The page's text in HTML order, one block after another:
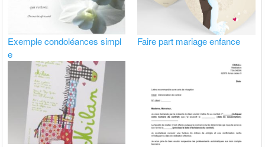
Exemple condoléances simpl
e
Faire part mariage enfance